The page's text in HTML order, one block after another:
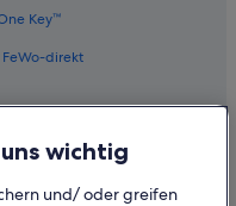
Key™
direkt
wichtig
und/ oder greifen